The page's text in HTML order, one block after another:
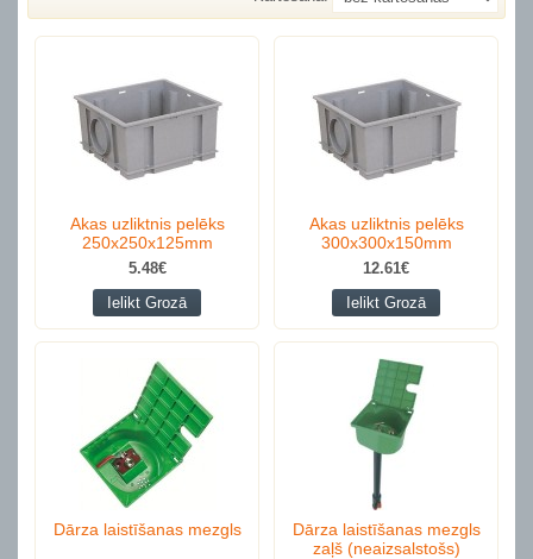
Akas uzliktnis pelēks
250x250x125mm
5.48€
Ielikt Grozā
Akas uzliktnis pelēks
300x300x150mm
12.61€
Ielikt Grozā
Dārza laistīšanas mezgls
Dārza laistīšanas mezgls
zaļš (neaizsalstošs)